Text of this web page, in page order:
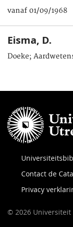
vanaf 01/09/1968
Eisma, D.
Doeke;
Contact de
Privacy
© 2026 Universiteit